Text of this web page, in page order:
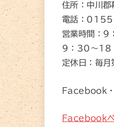
住所：中川
電話：
営業時間：
9：30～18
定休日：毎
Facebook
Facebook